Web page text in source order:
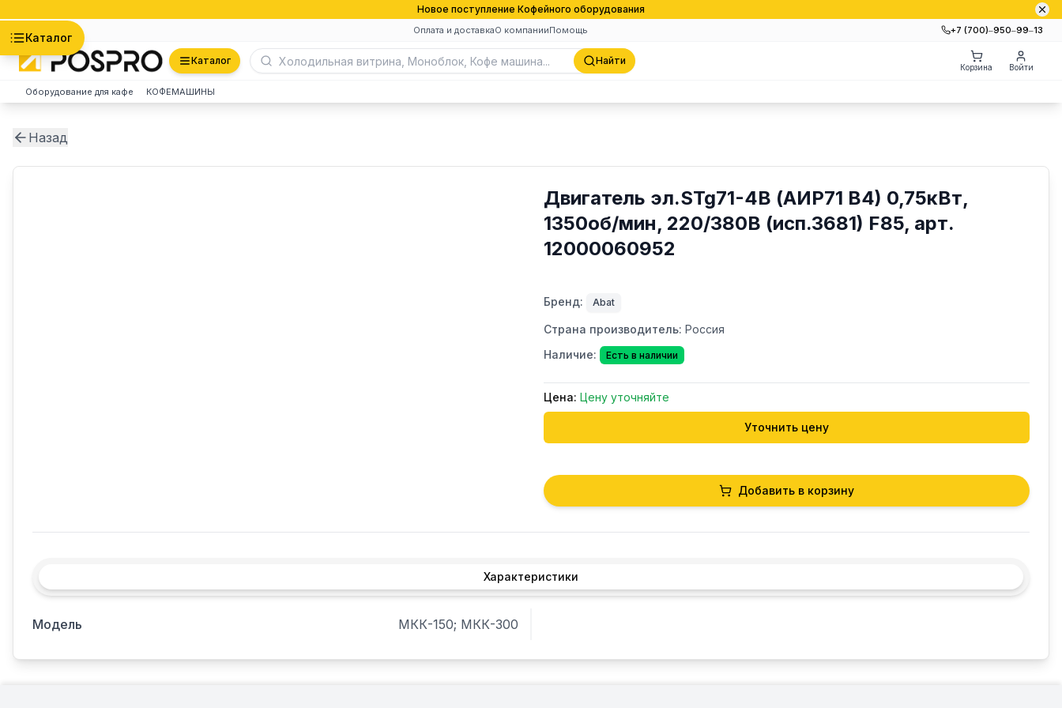
Новое поступление Кофейного оборудования
Оплата и доставкаО компанииПомощь +7 (700)‒950‒99‒13
Каталог
Каталог Найти
Корзина Войти
Оборудование для кафе КОФЕМАШИНЫ
Назад
Двигатель эл.STg71-4В (АИР71 В4) 0,75кВт,
1350об/мин, 220/380В (исп.3681) F85, арт.
12000060952
Бренд: Abat
Страна производитель: Россия
Наличие:
Есть в наличии
Цена: Цену уточняйте
Уточнить цену
Добавить в корзину
Характеристики
Модель МКК-150; МКК-300